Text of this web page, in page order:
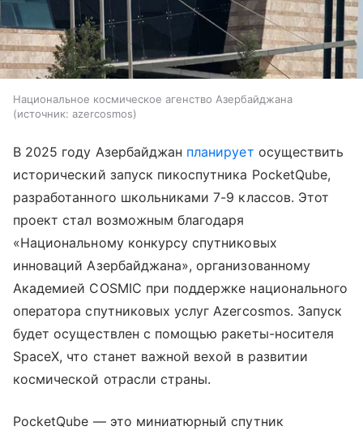
Национальное космическое агенство Азербайджана
источник: azercosmos
В 2025 году Азербайджан планирует осуществить
исторический запуск пикоспутника PocketQube,
разработанного школьниками 7-9 классов. Этот
проект стал возможным благодаря
«Национальному конкурсу спутниковых
инноваций Азербайджана», организованному
Академией COSMIC при поддержке национального
оператора спутниковых услуг Azercosmos. Запуск
будет осуществлен с помощью ракеты-носителя
SpaceX, что станет важной вехой в развитии
космической отрасли страны.
PocketQube — это миниатюрный спутник